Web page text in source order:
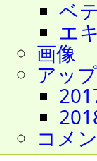
ベ
エ
画像
アッ
コメ